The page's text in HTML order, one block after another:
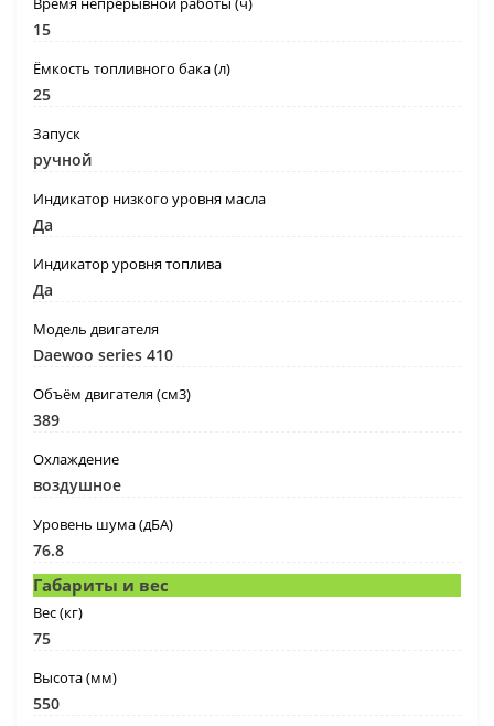
15
Ёмкость топливного бака (л)
25
Запуск
ручной
Индикатор низкого уровня масла
Да
Индикатор уровня топлива
Да
Модель двигателя
Daewoo series 410
Объём двигателя (см3)
389
Охлаждение
воздушное
Уровень шума (дБА)
76.8
Габариты и вес
Вес (кг)
75
Высота (мм)
550